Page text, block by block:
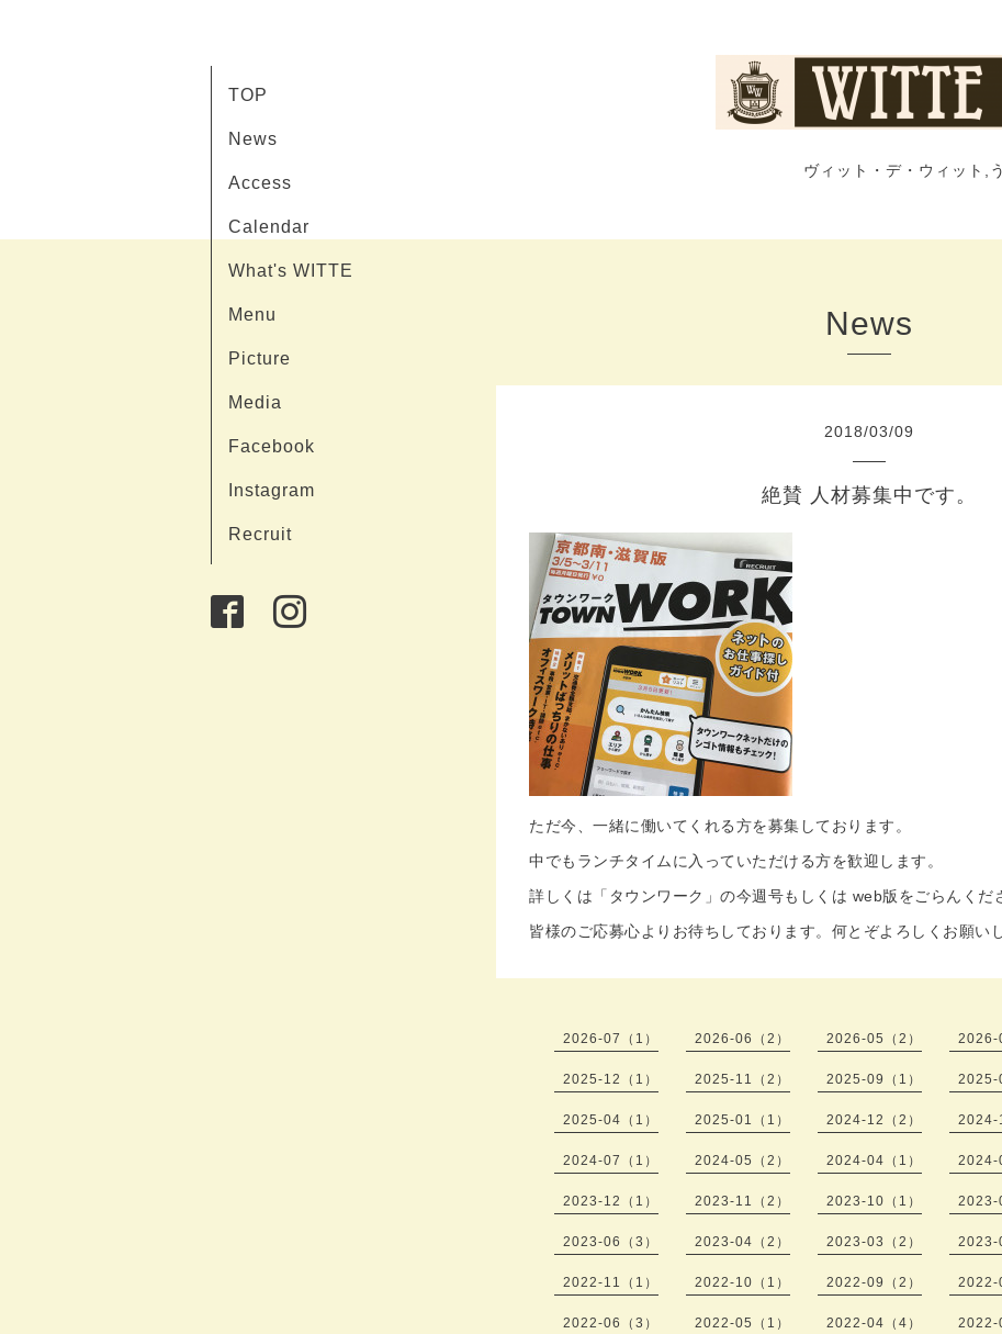
ヴィット・デ・ウィット,
TOP
News
Access
Calendar
What's WITTE
Menu
Picture
Media
Facebook
Instagram
Recruit
News
2018/03/09
絶賛 人材募集中です。
ただ今、一緒に働いてくれる方を募集しております。
中でもランチタイムに入っていただける方を歓迎します。
詳しくは「タウンワーク」の今週号もしくは web版をごらんくだ
皆様のご応募心よりお待ちしております。何とぞよろしくお願い
2026-07（1） 2026-06（2） 2026-05（2） 2026-
2025-12（1） 2025-11（2） 2025-09（1） 2025-
2025-04（1） 2025-01（1） 2024-12（2） 2024-
2024-07（1） 2024-05（2） 2024-04（1） 2024-
2023-12（1） 2023-11（2） 2023-10（1） 2023-
2023-06（3） 2023-04（2） 2023-03（2） 2023-
2022-11（1） 2022-10（1） 2022-09（2） 2022-
2022-06（3） 2022-05（1） 2022-04（4） 2022-